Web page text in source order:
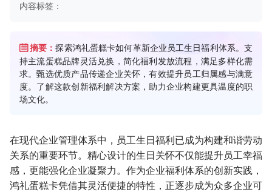
内容标签：
摘要：探索鸿礼蛋糕卡如何革新企业员工生日福利体系。支
持主流蛋糕品牌灵活兑换，简化福利发放流程，满足多样化需
求。甄选优质产品传递企业关怀，有效提升员工归属感与满意
度。了解这款创新福利解决方案，助力企业构建更具温度的职
场文化。
在现代企业管理体系中，员工生日福利已成为构建和谐劳动
关系的重要环节。精心设计的生日关怀不仅能提升员工幸福
感，更能强化企业凝聚力。作为企业福利体系的创新实践，
鸿礼蛋糕卡凭借其灵活便捷的特性，正逐步成为众多企业可